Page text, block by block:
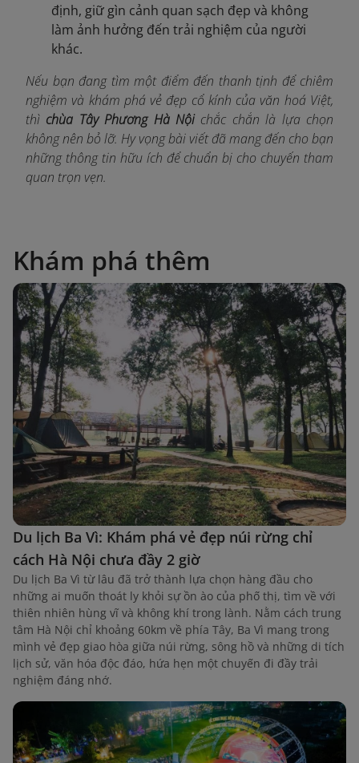
định, giữ gìn cảnh quan sạch đẹp và không
làm ảnh hưởng đến trải nghiệm của người
khác.
Nếu bạn đang tìm một điểm đến thanh tịnh để chiêm
nghiệm và khám phá vẻ đẹp cổ kính của văn hoá Việt,
thì chùa Tây Phương Hà Nộichắc chắn là lựa chọn
không nên bỏ lỡ. Hy vọng bài viết đã mang đến cho bạn
những thông tin hữu ích để chuẩn bị cho chuyến tham
quan trọn vẹn.
Khám phá thêm
Du lịch Ba Vì: Khám phá vẻ đẹp núi rừng chỉ
cách Hà Nội chưa đầy 2 giờ
Du lịch Ba Vì từ lâu đã trở thành lựa chọn hàng đầu cho
những ai muốn thoát ly khỏi sự ồn ào của phố thị, tìm về với
thiên nhiên hùng vĩ và không khí trong lành. Nằm cách trung
tâm Hà Nội chỉ khoảng 60km về phía Tây, Ba Vì mang trong
mình vẻ đẹp giao hòa giữa núi rừng, sông hồ và những di tích
lịch sử, văn hóa độc đáo, hứa hẹn một chuyến đi đầy trải
nghiệm đáng nhớ.